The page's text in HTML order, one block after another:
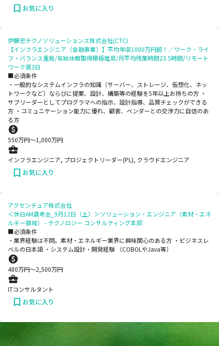
お気に入り
伊藤忠テクノソリューションズ株式会社(CTC)
【インフラエンジニア（金融事業）】平均年収1000万円超！／ワーク・ライ
フ・バランス重視/有給休暇取得積極推奨/月平均残業時間23.5時間/リモート
ワーク週3日
■必須条件
・一般的なシステムインフラの知識（サーバー、ストレージ、仮想化、ネッ
トワークなど）ならびに提案、設計、構築等の経験を5年以上お持ちの方 ・
サブリーダーとしてプログラマへの指示、設計指導、品質チェックができる
方 ・コミュニケーション能力に優れ、顧客、ベンダーとの交渉力に自信のあ
る方
550万円〜1,000万円
インフラエンジニア, プロジェクトリーダー(PL), クラウドエンジニア
お気に入り
アクセンチュア株式会社
＜休日AM選考会_9月12日（土）＞ソリューション・エンジニア（素材・エネ
ルギー領域） - テクノロジー コンサルティング本部
■必須条件
・業界経験は不問。素材・エネルギー業界に興味関心のある方 ・ビジネスレ
ベルの日本語 ・システム設計・開発経験 （COBOLやJava等）
480万円〜2,500万円
ITコンサルタント
お気に入り